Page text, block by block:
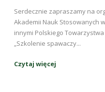
Serdecznie zapraszamy na
Akademii Nauk Stosowanych
innymi Polskiego
„Szkolenie spawaczy...
Czytaj więcej